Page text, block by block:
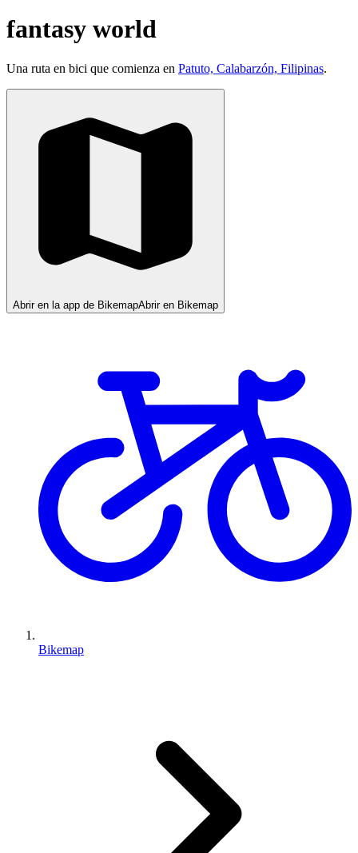
fantasy world
Una ruta en bici que comienza en Patuto, Calabarzón, Filipinas.
Abrir en la app de BikemapAbrir en Bikemap
Bikemap